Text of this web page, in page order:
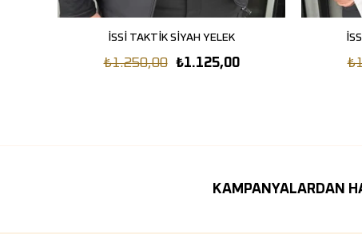
SEPETE EKLE
İSSİ TAKTİK SİYAH YELEK
₺1.125,00
₺1.250,00
KAMPANYALARDAN